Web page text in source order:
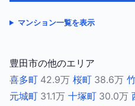
マンション一覧を表示
豊田市の他のエリア
喜多町 42.9万 桜町 38.6万
元城町 31.1万 十塚町 30.0万